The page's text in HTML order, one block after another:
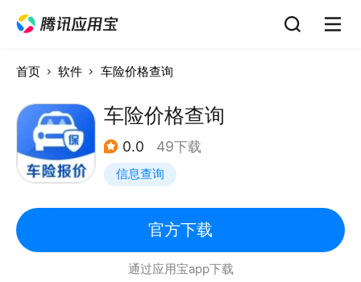
首页 软件 车险价格查询
车险价格查询
0.0 49下载
信息查询
官方下载
通过应用宝app下载